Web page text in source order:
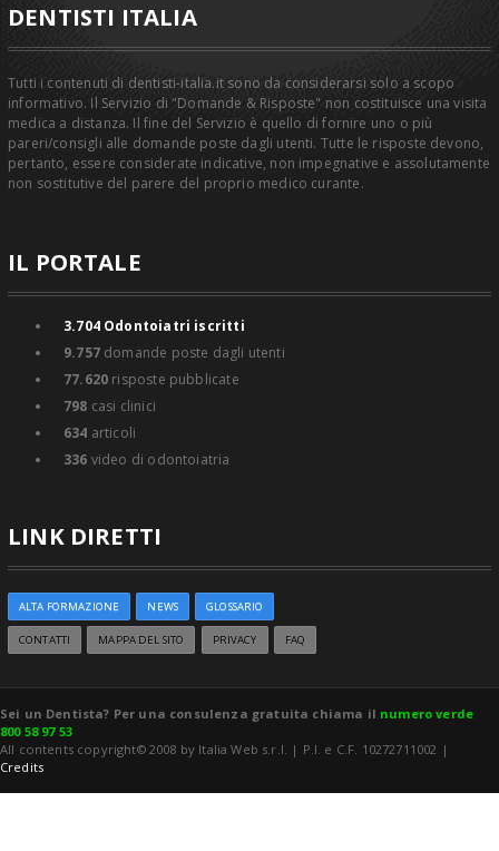
DENTISTI ITALIA
Tutti i contenuti di dentisti-italia.it sono da considerarsi solo a scopo
informativo. Il Servizio di "Domande & Risposte" non costituisce una visita
medica a distanza. Il fine del Servizio è quello di fornire uno o più
pareri/consigli alle domande poste dagli utenti. Tutte le risposte devono,
pertanto, essere considerate indicative, non impegnative e assolutamente
non sostitutive del parere del proprio medico curante.
IL PORTALE
3.704Odontoiatri iscritti
9.757domande poste dagli utenti
77.620 risposte pubblicate
798 casi clinici
634 articoli
336 video di odontoiatria
LINK DIRETTI
ALTA FORMAZIONE NEWS GLOSSARIO
CONTATTI MAPPA DEL SITO PRIVACY FAQ
Sei un Dentista? Per una consulenza gratuita chiama il numero verde
800 58 97 53
All contents copyright© 2008 by Italia Web s.r.l. | P.I. e C.F. 10272711002 |
Credits